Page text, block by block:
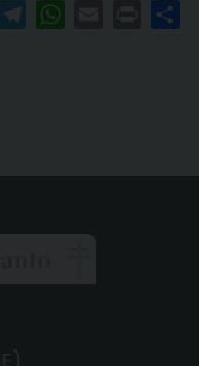
TelegramWhatsAppPrint